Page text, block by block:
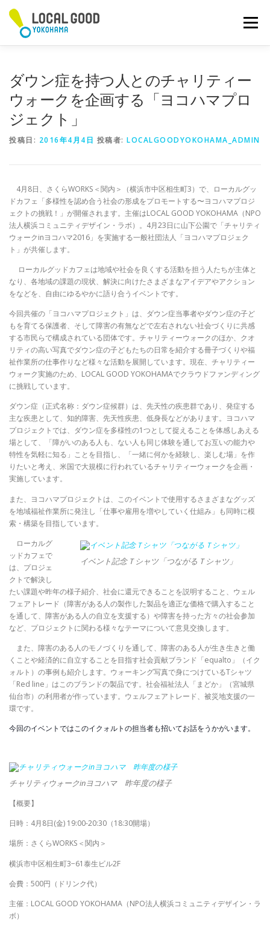
メニュー
ダウン症を持つ人とのチャリティー
ウォークを企画する「ヨコハマプロ
ジェクト」
投稿日: 2016年4月4日 投稿者: LOCALGOODYOKOHAMA_ADMIN
4月8日、さくらWORKS＜関内＞（横浜市中区相生町3）で、ローカルグッ
ドカフェ「多様性を認め合う社会の形成をプロモートする〜ヨコハマプロジ
ェクトの挑戦！」が開催されます。主催はLOCAL GOOD YOKOHAMA（NPO
法人横浜コミュニティデザイン・ラボ）。4月23日に山下公園で「チャリティ
ウォークinヨコハマ2016」を実施する一般社団法人「ヨコハマプロジェク
ト」が共催します。
ローカルグッドカフェは地域や社会を良くする活動を担う人たちが主体と
なり、各地域の課題の現状、解決に向けたさまざまなアイデアやアクション
をなどを、自由にゆるやかに語り合うイベントです。
今回共催の「ヨコハマプロジェクト」は、ダウン症当事者やダウン症の子ど
もを育てる保護者、そして障害の有無などで左右されない社会づくりに共感
する市民らで構成されている団体です。チャリティーウォークのほか、クオ
リティの高い写真でダウン症の子どもたちの日常を紹介する冊子づくりや福
祉作業所の仕事作りなど様々な活動を展開しています。現在、チャリティー
ウォーク実施のため、LOCAL GOOD YOKOHAMAでクラウドファンディング
に挑戦しています。
ダウン症（正式名称：ダウン症候群）は、先天性の疾患群であり、発症する
主な疾患として、知的障害、先天性疾患、低身長などがあります。ヨコハマ
プロジェクトでは、ダウン症を多様性の1つとして捉えることを体感しあえる
場として、「障がいのある人も、ない人も同じ体験を通してお互いの能力や
特性を気軽に知る」ことを目指し、「一緒に何かを経験し、楽しむ場」を作
りたいと考え、米国で大規模に行われているチャリティーウォークを企画・
実施しています。
また、ヨコハマプロジェクトは、このイベントで使用するさまざまなグッズ
を地域福祉作業所に発注し「仕事や雇用を増やしていく仕組み」も同時に模
索・構築を目指しています。
イベント記念Ｔシャツ「つながるＴシャツ」
ローカルグ
ッドカフェで
は、プロジェ
クトで解決し
たい課題や昨年の様子紹介、社会に還元できることを説明すること、ウェル
フェアトレード（障害がある人の製作した製品を適正な価格で購入すること
を通して、障害がある人の自立を支援する）や障害を持った方々の社会参加
など、プロジェクトに関わる様々なテーマについて意見交換します。
また、障害のある人のモノづくりを通して、障害のある人が生き生きと働
くことや経済的に自立することを目指す社会貢献ブランド「equalto」（イク
ォルト）の事例も紹介します。 ウォーキング写真で身につけているTシャツ
「Red line」はこのブランドの製品です。社会福祉法人「まどか」（宮城県
仙台市）の利用者が作っています。ウェルフェアトレード、被災地支援の一
環です。
今回のイベントではこのイクォルトの担当者も招いてお話をうかがいます。
チャリティウォークinヨコハマ 昨年度の様子
【概要】
日時：4月8日(金) 19:00-20:30（18:30開場）
場所：さくらWORKS＜関内＞
横浜市中区相生町3−61泰生ビル2F
会費：500円（ドリンク代）
主催：LOCAL GOOD YOKOHAMA（NPO法人横浜コミュニティデザイン・ラ
ボ）